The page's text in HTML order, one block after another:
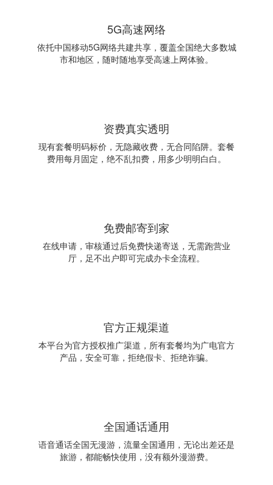
5G高速网络
依托中国移动5G网络共建共享，覆盖全国绝大多数城
市和地区，随时随地享受高速上网体验。
资费真实透明
现有套餐明码标价，无隐藏收费，无合同陷阱。套餐
费用每月固定，绝不乱扣费，用多少明明白白。
免费邮寄到家
在线申请，审核通过后免费快递寄送，无需跑营业
厅，足不出户即可完成办卡全流程。
官方正规渠道
本平台为官方授权推广渠道，所有套餐均为广电官方
产品，安全可靠，拒绝假卡、拒绝诈骗。
全国通话通用
语音通话全国无漫游，流量全国通用，无论出差还是
旅游，都能畅快使用，没有额外漫游费。